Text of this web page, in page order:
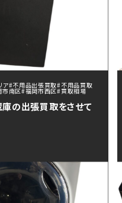
ア#不用品出張買取#不用品買取
市南区#福岡市西区#買取相場
の出張買取をさせて